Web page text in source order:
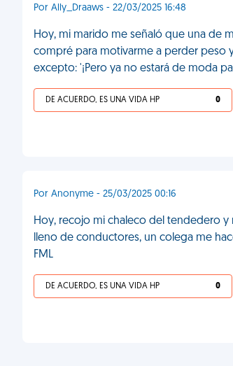
Por Ally_Draaws - 22/03/2025 16:48
Hoy, mi marido me señaló que una de
compré para motivarme a perder peso
excepto: '¡Pero ya no estará de moda
DE ACUERDO, ES UNA VIDA HP 0
Por Anonyme - 25/03/2025 00:16
Hoy, recojo mi chaleco del tendedero
lleno de conductores, un colega me
FML
DE ACUERDO, ES UNA VIDA HP 0